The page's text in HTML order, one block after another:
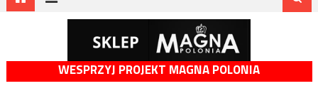
WESPRZYJ PROJEKT MAGNA POLONIA